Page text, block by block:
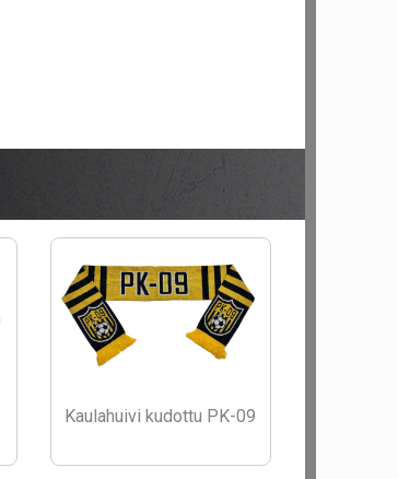
Kaulahuivi kudottu PK-09